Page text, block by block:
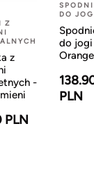
Z
z
-
PLN
DO
do
Orange
PLN